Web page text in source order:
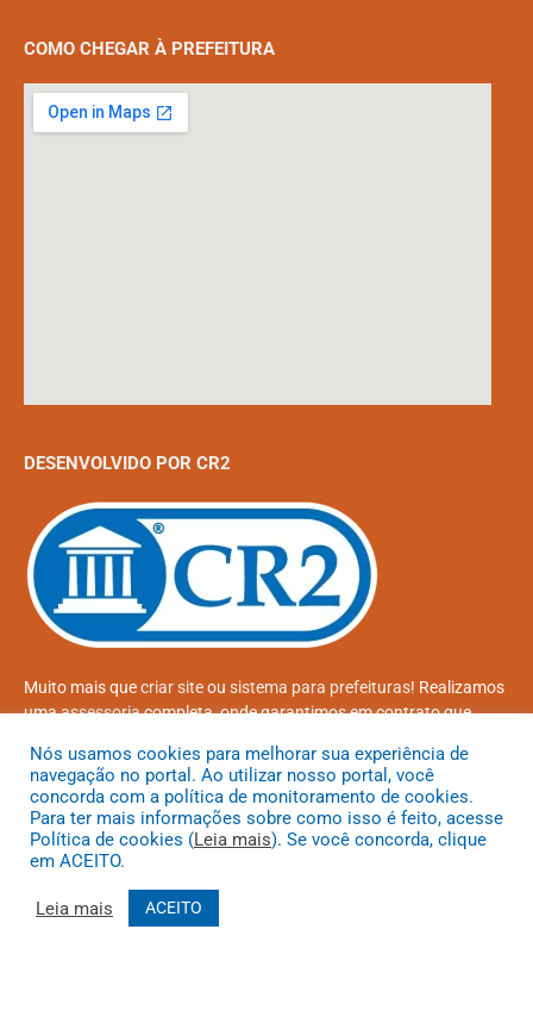
COMO CHEGAR À PREFEITURA
DESENVOLVIDO POR CR2
Muito mais quecriar siteou sistema para prefeituras! Realizamos
umaassessoriacompleta, onde garantimos em contrato que
atendidas.
Conheça oPNTPe oRadar da Transparência Pública
Todos os direitos reservados a Prefeitura Municipal de Coroatá
Nós usamos cookies para melhorar sua experiência de
navegação no portal. Ao utilizar nosso portal, você
concorda com a política de monitoramento de cookies.
Para ter mais informações sobre como isso é feito, acesse
Política de cookies (Leia mais). Se você concorda, clique
em ACEITO.
Leia mais ACEITO